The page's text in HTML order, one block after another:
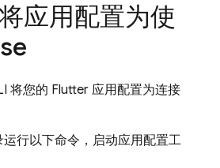
将应用配置为使
将您的 Flutter 应用配置为连接
行以下命令，启动应用配置工